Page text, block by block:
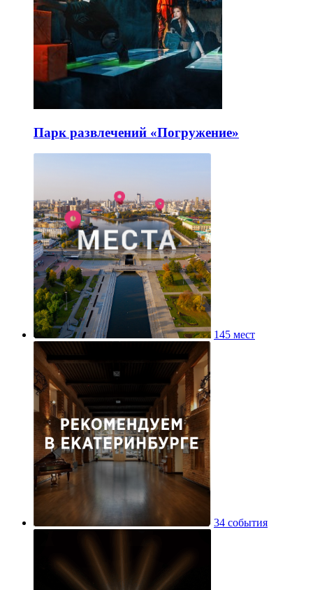
Парк развлечений «Погружение»
145 мест
34 события